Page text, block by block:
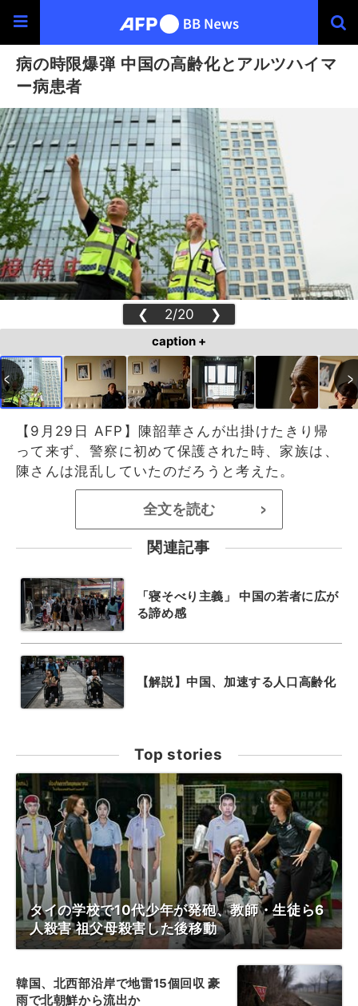
病の時限爆弾 中国の高齢化とアルツハイマ
ー病患者
❮ 2/20 ❯
caption +
【9月29日 AFP】陳韶華さんが出掛けたきり帰
って来ず、警察に初めて保護された時、家族は、
陳さんは混乱していたのだろうと考えた。
全文を読む >
関連記事
「寝そべり主義」 中国の若者に広が
る諦め感
【解説】中国、加速する人口高齢化
Top stories
タイの学校で10代少年が発砲、教師・生徒ら6
人殺害 祖父母殺害した後移動
韓国、北西部沿岸で地雷15個回収 豪
雨で北朝鮮から流出か